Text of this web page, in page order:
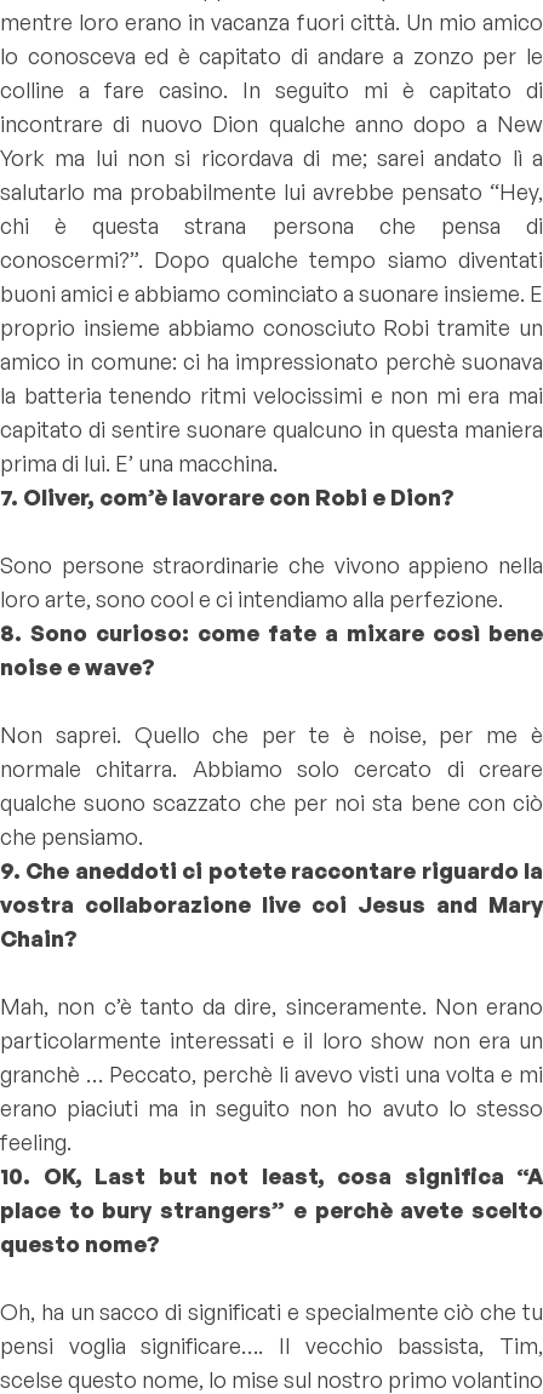
mentre loro erano in vacanza fuori città. Un mio amico
lo conosceva ed è capitato di andare a zonzo per le
colline a fare casino. In seguito mi è capitato di
incontrare di nuovo Dion qualche anno dopo a New
York ma lui non si ricordava di me; sarei andato lì a
salutarlo ma probabilmente lui avrebbe pensato “Hey,
chi è questa strana persona che pensa di
conoscermi?”. Dopo qualche tempo siamo diventati
buoni amici e abbiamo cominciato a suonare insieme. E
proprio insieme abbiamo conosciuto Robi tramite un
amico in comune: ci ha impressionato perchè suonava
la batteria tenendo ritmi velocissimi e non mi era mai
capitato di sentire suonare qualcuno in questa maniera
prima di lui. E’ una macchina.
7. Oliver, com’è lavorare con Robi e Dion?
Sono persone straordinarie che vivono appieno nella
loro arte, sono cool e ci intendiamo alla perfezione.
8. Sono curioso: come fate a mixare così bene
noise e wave?
Non saprei. Quello che per te è noise, per me è
normale chitarra. Abbiamo solo cercato di creare
qualche suono scazzato che per noi sta bene con ciò
che pensiamo.
9. Che aneddoti ci potete raccontare riguardo la
vostra collaborazione live coi Jesus and Mary
Chain?
Mah, non c’è tanto da dire, sinceramente. Non erano
particolarmente interessati e il loro show non era un
granchè … Peccato, perchè li avevo visti una volta e mi
erano piaciuti ma in seguito non ho avuto lo stesso
feeling.
10. OK, Last but not least, cosa significa “A
place to bury strangers” e perchè avete scelto
questo nome?
Oh, ha un sacco di significati e specialmente ciò che tu
pensi voglia significare…. Il vecchio bassista, Tim,
scelse questo nome, lo mise sul nostro primo volantino